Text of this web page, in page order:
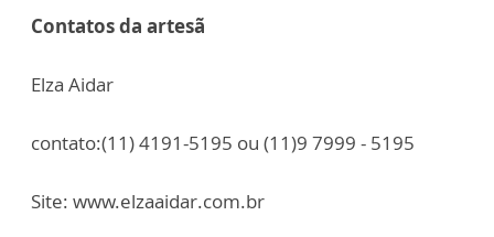
Contatos da artesã
Elza Aidar
contato:(11) 4191-5195 ou (11)9 7999 - 5195
Site: www.elzaaidar.com.br